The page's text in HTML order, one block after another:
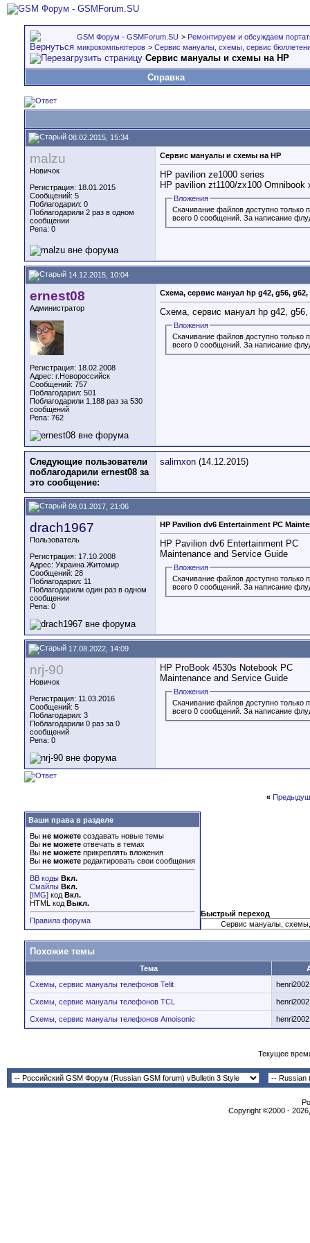
GSM Форум - GSMForum.SU > Ремонтируем и обсуждаем
микрокомпьютеров > Сервис мануалы, схемы, сервис
Сервис мануалы и схемы на HP
Справка
08.02.2015, 15:34
malzu
Новичок
Регистрация: 18.01.2015
Сообщений: 5
Поблагодарил: 0
Поблагодарили 2 раз в одном
сообщении
Репа: 0
Сервис мануалы и схемы на HP
HP pavilion ze1000 series
HP pavilion zt1100/zx100 Omnibook
Вложения
Скачивание файлов доступно
всего 0 сообщений. За написание
14.12.2015, 10:04
ernest08
Администратор
Регистрация: 18.02.2008
Адрес: г.Новороссийск
Сообщений: 757
Поблагодарил: 501
Поблагодарили 1,188 раз за 530
сообщений
Репа: 762
Схема, сервис мануал hp g42, g56,
Схема, сервис мануал hp g42,
Вложения
Скачивание файлов доступно
всего 0 сообщений. За написание
Следующие пользователи
поблагодарили ernest08 за
это сообщение:
salimxon (14.12.2015)
09.01.2017, 21:06
drach1967
Пользователь
Регистрация: 17.10.2008
Адрес: Украина Житомир
Сообщений: 28
Поблагодарил: 11
Поблагодарили один раз в одном
сообщении
Репа: 0
HP Pavilion dv6 Entertainment PC
HP Pavilion dv6 Entertainment PC
Maintenance and Service Guide
Вложения
Скачивание файлов доступно
всего 0 сообщений. За написание
17.08.2022, 14:09
nrj-90
Новичок
Регистрация: 11.03.2016
Сообщений: 5
Поблагодарил: 3
Поблагодарили 0 раз за 0
сообщений
Репа: 0
HP ProBook 4530s Notebook PC
Maintenance and Service Guide
Вложения
Скачивание файлов доступно
всего 0 сообщений. За написание
«
Ваши права в разделе
Вы не можете создавать новые темы
Вы не можете отвечать в темах
Вы не можете прикреплять вложения
Вы не можете редактировать свои сообщения
BB коды Вкл.
Смайлы Вкл.
[IMG] код Вкл.
HTML код Выкл.
Правила форума
Быстрый переход
Похожие темы
Тема
Схемы, сервис мануалы телефонов Telit
henri2002
Схемы, сервис мануалы телефонов TCL henri2002
Схемы, сервис мануалы телефонов Amoisonic henri2002
Текущее
Copyright ©2000 -